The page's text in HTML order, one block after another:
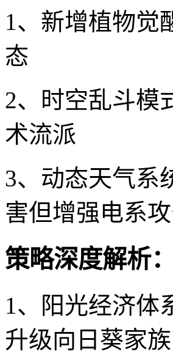
1、新增植物觉
态
2、时空乱斗模
术流派
3、动态天气系
害但增强电系
策略深度解析：
1、阳光经济体
升级向日葵家族